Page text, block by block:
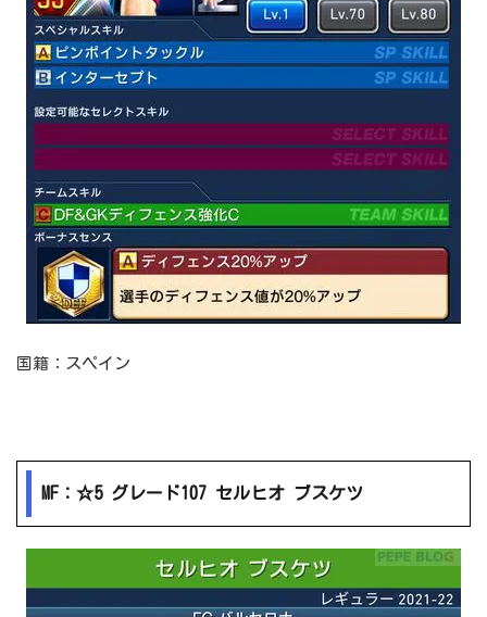
国籍：スペイン
MF：☆5 グレード107 セルヒオ ブスケツ